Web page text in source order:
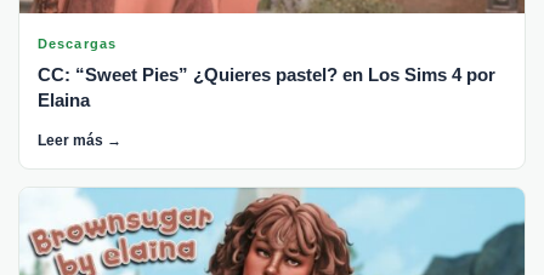
Descargas
CC: “Sweet Pies” ¿Quieres pastel? en Los Sims 4 por
Elaina
Leer más →